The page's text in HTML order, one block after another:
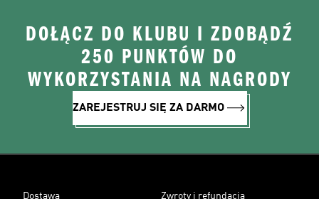
DOŁĄCZ DO KLUBU I ZDOBĄDŹ
250 PUNKTÓW DO
WYKORZYSTANIA NA NAGRODY
ZAREJESTRUJ SIĘ ZA DARMO
Dostawa Zwroty i refundacja